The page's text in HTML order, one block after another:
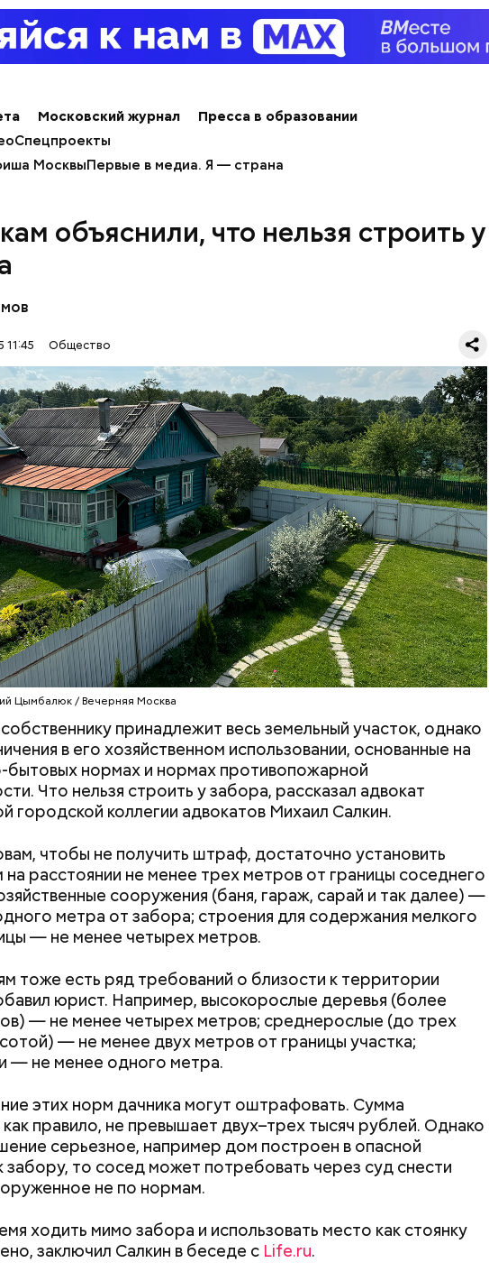
Московский журнал
Пресса в образовании
Спецпроекты
МосквыПервые в медиа. Я — страна
объяснили, что нельзя строить у
11:45 Общество
Цымбалюк / Вечерняя Москва
принадлежит весь земельный участок, однако
в его хозяйственном использовании, основанные на
бытовых нормах и нормах противопожарной
Что нельзя строить у забора, рассказал адвокат
городской коллегии адвокатов Михаил Салкин.
чтобы не получить штраф, достаточно установить
расстоянии не менее трех метров от границы соседнего
сооружения (баня, гараж, сарай и так далее) —
метра от забора; строения для содержания мелкого
— не менее четырех метров.
тоже есть ряд требований о близости к территории
юрист. Например, высокорослые деревья (более
— не менее четырех метров; среднерослые (до трех
— не менее двух метров от границы участка;
— не менее одного метра.
этих норм дачника могут оштрафовать. Сумма
как правило, не превышает двух–трех тысяч рублей. Однако
серьезное, например дом построен в опасной
забору, то сосед может потребовать через суд снести
не по нормам.
ходить мимо забора и использовать место как стоянку
заключил Салкин в беседе с Life.ru.
порезанные кубиками, нужно легко обжарить на
К ним добавляются зелень петрушки, чеснок, соль и
масло. Получается очень вкусно, — поделился рецептом
из кабачков
предупредила: не для всех дыня может быть
диабетом;
Маникюр кокошником
украшу: тренды маникюра в
Москве летом 2026
Выломал дверь ванной и
зарезал: почему москвич
жестоко убил беременную
жену
Как получить до 100 тысяч
рублей от государства при
трудной ситуации: кто может
документы
Как узнать, снесут ли дом по
реновации в Москве: где